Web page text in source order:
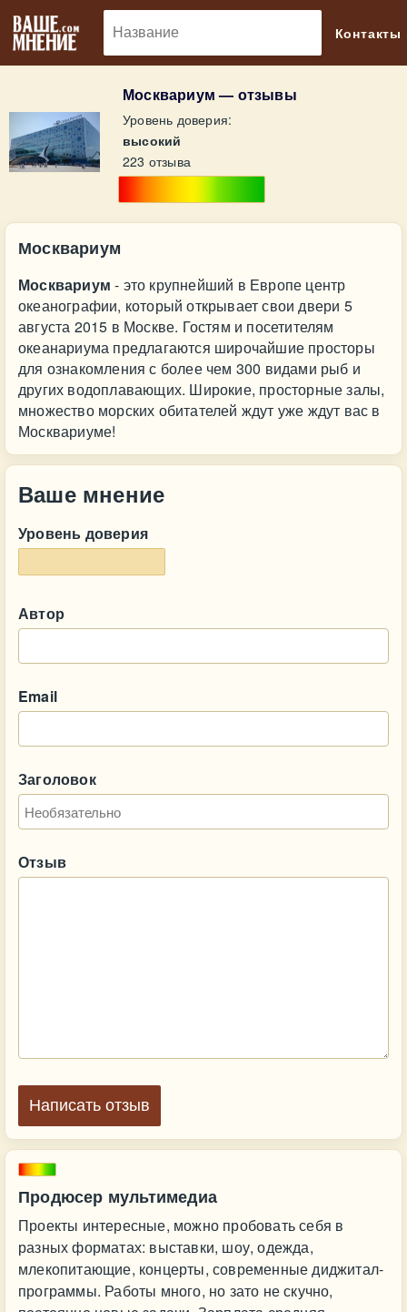
Контакты
Москвариум — отзывы
Уровень доверия:
высокий
223 отзыва
Продюсер мультимедиа
Проекты интересные, можно пробовать себя в
разных форматах: выставки, шоу, одежда,
млекопитающие, концерты, современные диджитал-
программы. Работы много, но зато не скучно,
Москвариум
Москвариум- это крупнейший в Европе центр
океанографии, который открывает свои двери 5
августа 2015 в Москве. Гостям и посетителям
океанариума предлагаются широчайшие просторы
для ознакомления с более чем 300 видами рыб и
других водоплавающих. Широкие, просторные залы,
множество морских обитателей ждут уже ждут вас в
Москвариуме!
Ваше мнение
Уровень доверия
Автор
Email
Заголовок
Отзыв
Написать отзыв